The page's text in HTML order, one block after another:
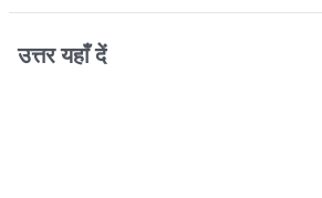
उत्तर यहाँ दें